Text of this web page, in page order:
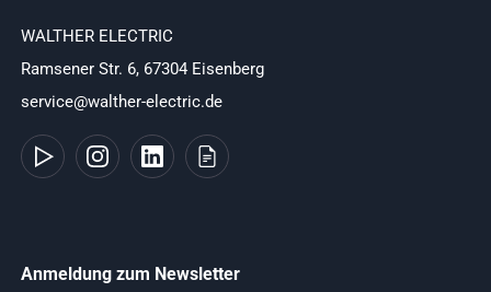
WALTHER ELECTRIC
Ramsener Str. 6, 67304 Eisenberg
service@walther-electric.de
Anmeldung zum Newsletter